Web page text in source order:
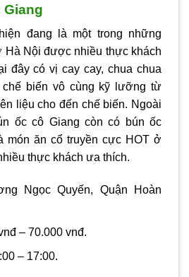
Giang
đang là một trong những
Hà Nội được nhiều thực khách
đây có vị cay cay, chua chua
biến vô cùng kỹ lưỡng từ
liệu cho đến chế biến. Ngoài
ốc cô Giang còn có bún ốc
món ăn cổ truyền cực HOT ở
thực khách ưa thích.
Ngọc Quyến, Quận Hoàn
– 70.000 vnđ.
– 17:00.